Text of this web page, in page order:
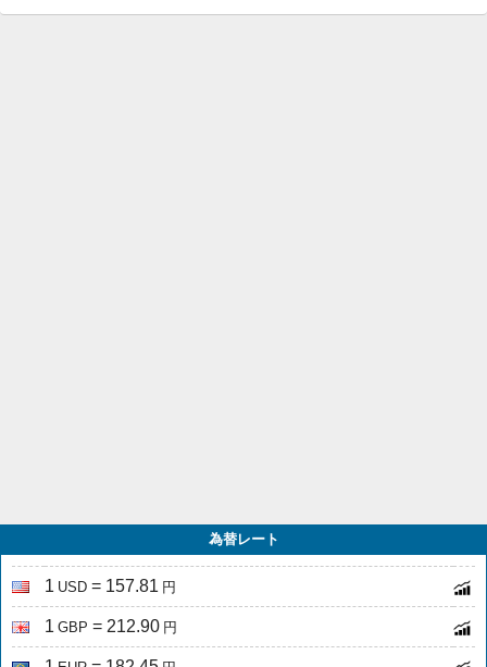
為替レート
1 USD = 157.81 円
1 GBP = 212.90 円